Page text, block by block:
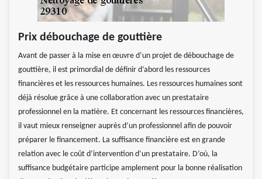
Prix débouchage de gouttière
Avant de passer à la mise en œuvre d’un projet de débouchage de
gouttière, il est primordial de définir d’abord les ressources
financières et les ressources humaines. Les ressources humaines sont
déjà résolue grâce à une collaboration avec un prestataire
professionnel en la matière. Et concernant les ressources financières,
il vaut mieux renseigner auprès d’un professionnel afin de pouvoir
préparer le financement. La suffisance financière est en grande
relation avec le coût d’intervention d’un prestataire. D’où, la
suffisance budgétaire participe amplement pour la bonne réalisation